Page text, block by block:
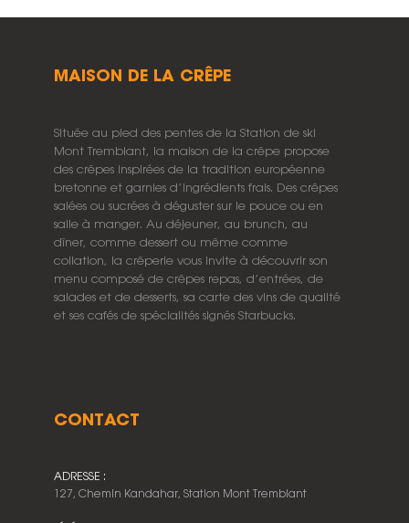
MAISON DE LA CRÊPE
Située au pied des pentes de la Station de ski
Mont Tremblant, la maison de la crêpe propose
des crêpes inspirées de la tradition européenne
bretonne et garnies d’ingrédients frais. Des crêpes
salées ou sucrées à déguster sur le pouce ou en
salle à manger. Au déjeuner, au brunch, au
dîner, comme dessert ou même comme
collation, la crêperie vous invite à découvrir son
menu composé de crêpes repas, d’entrées, de
salades et de desserts, sa carte des vins de qualité
et ses cafés de spécialités signés Starbucks.
CONTACT
ADRESSE :
127, Chemin Kandahar, Station Mont Tremblant